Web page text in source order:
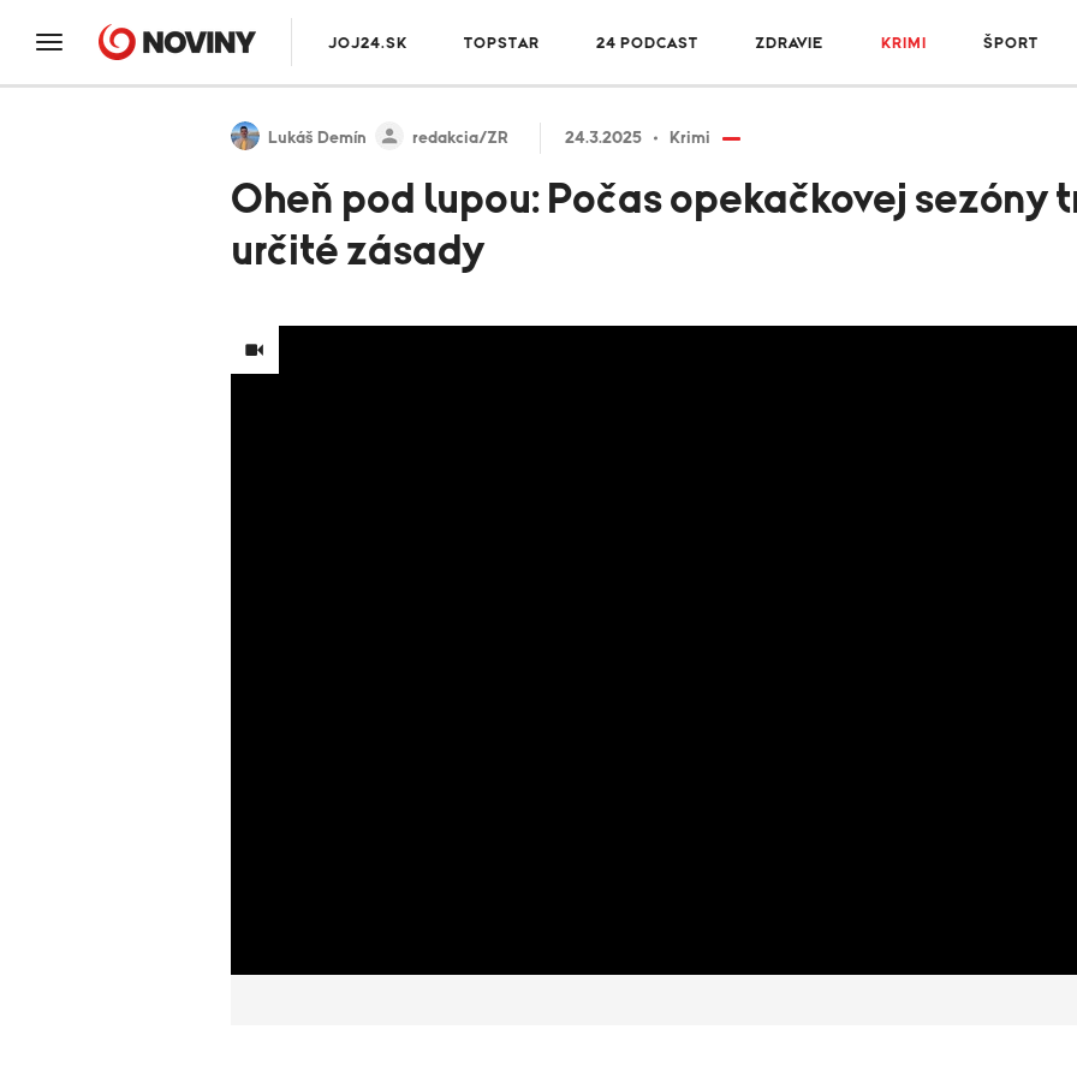
JOJ24.SK TOPSTAR 24 PODCAST ZDRAVIE KRIMI ŠPORT
Lukáš Demín redakcia/ZR 24.3.2025 Krimi
Oheň pod lupou: Počas opekačkovej sezóny
určité zásady